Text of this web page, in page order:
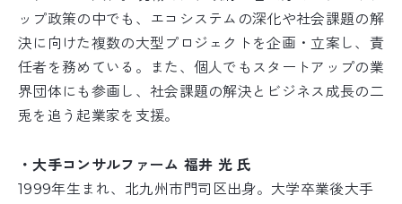
ップ政策の中でも、エコシステムの深化や社会課題の解
決に向けた複数の大型プロジェクトを企画・立案し、責
任者を務めている。また、個人でもスタートアップの業
界団体にも参画し、社会課題の解決とビジネス成長の二
兎を追う起業家を支援。
・大手コンサルファーム 福井 光 氏
1999年生まれ、北九州市門司区出身。大学卒業後大手